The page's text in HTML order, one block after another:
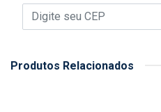
Produtos Relacionados